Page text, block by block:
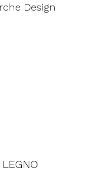
Design